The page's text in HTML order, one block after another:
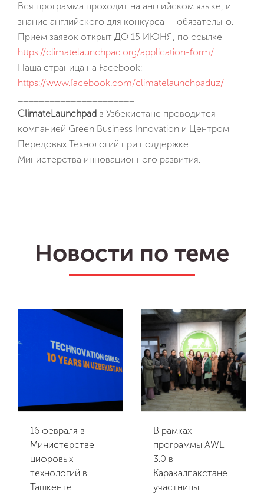
Видео
Партнеры
Контакты
Вакансии
Вся программа проходит на английском языке, и
знание английского для конкурса — обязательно.
Прием заявок открыт ДО 15 ИЮНЯ, по ссылке
https://climatelaunchpad.org/application-form/
Наша страница на Facebook:
https://www.facebook.com/climatelaunchpaduz/
ClimateLaunchpad в Узбекистане проводится
компанией Green Business Innovation и Центром
Передовых Технологий при поддержке
Министерства инновационного развития.
Новости по теме
16 февраля в
Министерстве
цифровых
технологий в
Ташкенте
В рамках
программы AWE
3.0 в
Каракалпакстане
участницы